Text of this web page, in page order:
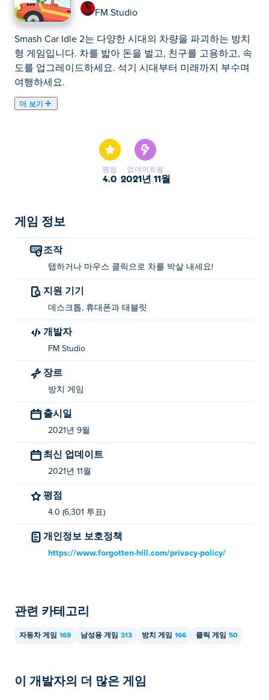
FM Studio
Smash Car Idle 2는 다양한 시대의 차량을 파괴하는 방치
형 게임입니다. 차를 밟아 돈을 벌고, 친구를 고용하고, 속
도를 업그레이드하세요. 석기 시대부터 미래까지 부수며
여행하세요.
더 보기
평점
4.0
업데이트됨
2021년 11월
게임 정보
조작
탭하거나 마우스 클릭으로 차를 박살 내세요!
지원 기기
데스크톱, 휴대폰과 태블릿
개발자
FM Studio
장르
방치 게임
출시일
2021년 9월
최신 업데이트
2021년 11월
평점
4.0 (6,301 투표)
개인정보 보호정책
https://www.forgotten-hill.com/privacy-policy/
관련 카테고리
자동차 게임 169 남성용 게임 313 방치 게임 166 클릭 게임 50
이 개발자의 더 많은 게임